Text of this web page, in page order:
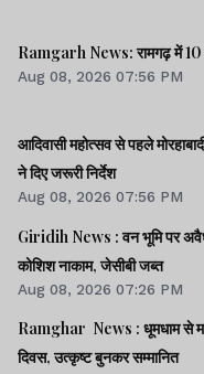
Ramgarh News: रामगढ़ में 10
Aug 08, 2026 07:56 PM
आदिवासी महोत्सव से पहले
ने दिए जरूरी निर्देश
Aug 08, 2026 07:56 PM
Giridih News : वन भूमि पर
कोशिश नाकाम, जेसीबी जब्त
Aug 08, 2026 07:26 PM
Ramghar News : धूमधाम से
दिवस, उत्कृष्ट बुनकर सम्मानित